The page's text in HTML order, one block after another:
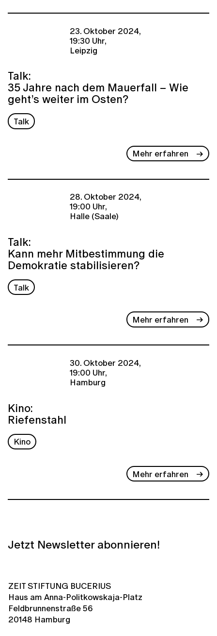
23. Oktober 2024,
19:30 Uhr,
Leipzig
Talk:
35 Jahre nach dem Mauerfall – Wie
geht’s weiter im Osten?
Talk
Mehr erfahren
28. Oktober 2024,
19:00 Uhr,
Halle (Saale)
Talk:
Kann mehr Mitbestimmung die
Demokratie stabilisieren?
Talk
Mehr erfahren
30. Oktober 2024,
19:00 Uhr,
Hamburg
Kino:
Riefenstahl
Kino
Mehr erfahren
Jetzt Newsletter abonnieren!
ZEIT STIFTUNG BUCERIUS
Haus am Anna-Politkowskaja-Platz
Feldbrunnenstraße 56
20148 Hamburg